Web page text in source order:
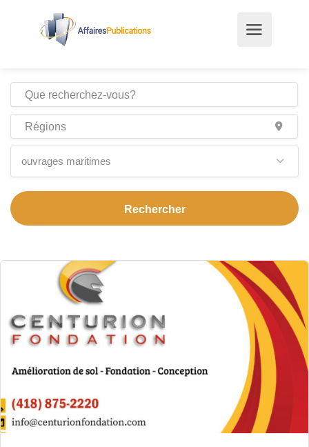
ouvrages maritimes